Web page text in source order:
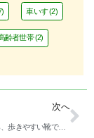
車いす(2)
齢者世帯(2)
次へ
暖かな春を迎えたら、歩きやすい靴で外出を “アサヒフットケア”のご紹介